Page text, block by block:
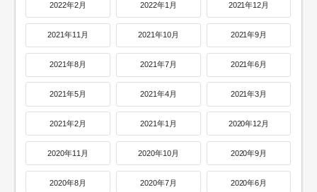
2022年2月 2022年1月 2021年12月
2021年11月 2021年10月 2021年9月
2021年8月 2021年7月 2021年6月
2021年5月 2021年4月 2021年3月
2021年2月 2021年1月 2020年12月
2020年11月 2020年10月 2020年9月
2020年8月 2020年7月 2020年6月